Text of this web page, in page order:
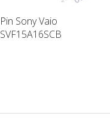
Pin Sony Vaio
SVF15A16SCB